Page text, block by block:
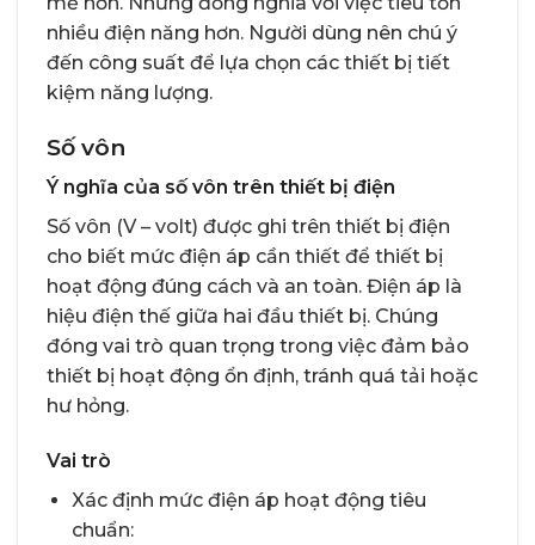
nhiều điện năng hơn. Người dùng nên chú ý
đến công suất để lựa chọn các thiết bị tiết
kiệm năng lượng.
Số vôn
Ý nghĩa của số vôn trên thiết bị điện
Số vôn (V – volt) được ghi trên thiết bị điện
cho biết mức điện áp cần thiết để thiết bị
hoạt động đúng cách và an toàn. Điện áp là
hiệu điện thế giữa hai đầu thiết bị. Chúng
đóng vai trò quan trọng trong việc đảm bảo
thiết bị hoạt động ổn định, tránh quá tải hoặc
hư hỏng.
Vai trò
Xác định mức điện áp hoạt động tiêu
chuẩn: